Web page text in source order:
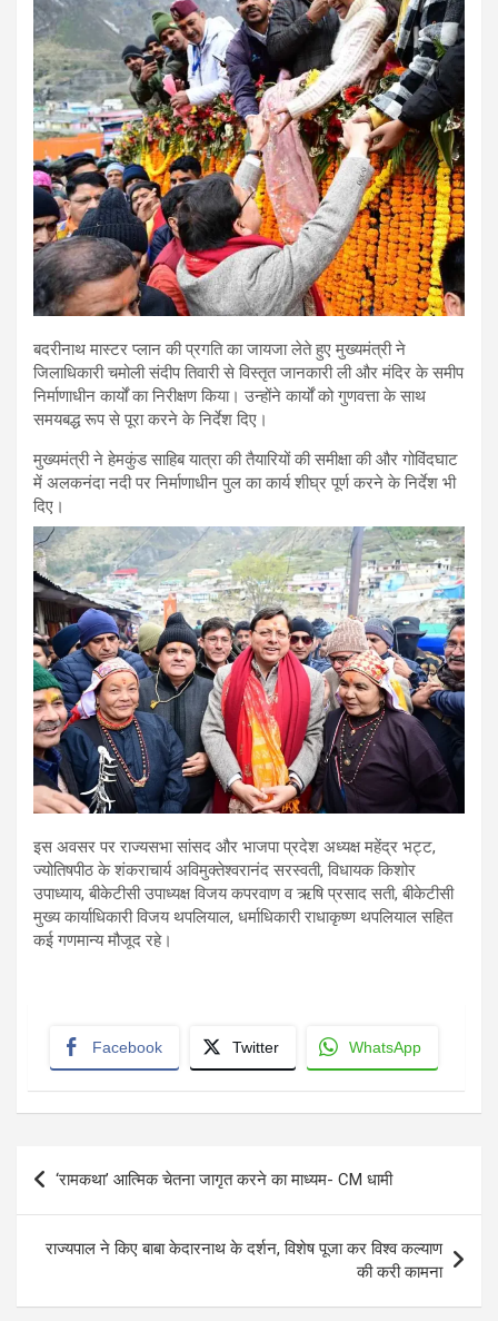
बदरीनाथ मास्टर प्लान की प्रगति का जायजा लेते हुए मुख्यमंत्री ने
जिलाधिकारी चमोली संदीप तिवारी से विस्तृत जानकारी ली और मंदिर के समीप
निर्माणाधीन कार्यों का निरीक्षण किया। उन्होंने कार्यों को गुणवत्ता के साथ
समयबद्ध रूप से पूरा करने के निर्देश दिए।
मुख्यमंत्री ने हेमकुंड साहिब यात्रा की तैयारियों की समीक्षा की और गोविंदघाट
में अलकनंदा नदी पर निर्माणाधीन पुल का कार्य शीघ्र पूर्ण करने के निर्देश भी
दिए।
इस अवसर पर राज्यसभा सांसद और भाजपा प्रदेश अध्यक्ष महेंद्र भट्ट,
ज्योतिषपीठ के शंकराचार्य अविमुक्तेश्वरानंद सरस्वती, विधायक किशोर
उपाध्याय, बीकेटीसी उपाध्यक्ष विजय कपरवाण व ऋषि प्रसाद सती, बीकेटीसी
मुख्य कार्याधिकारी विजय थपलियाल, धर्माधिकारी राधाकृष्ण थपलियाल सहित
कई गणमान्य मौजूद रहे।
Facebook Twitter WhatsApp
Post
navigation
‘रामकथा’ आत्मिक चेतना जागृत करने का माध्यम- CM धामी
राज्यपाल ने किए बाबा केदारनाथ के दर्शन, विशेष पूजा कर विश्व कल्याण
की करी कामना